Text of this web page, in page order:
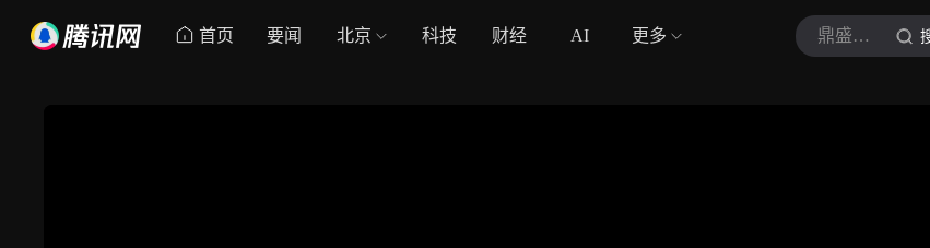
首页 要闻 北京 科技 财经 AI 更多 鼎盛军事